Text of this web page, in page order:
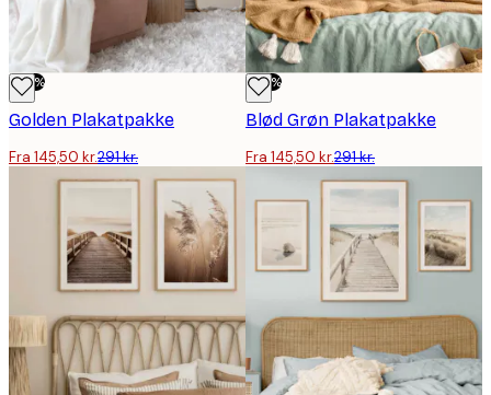
-50%
Golden Plakatpakke
Fra 145,50 kr.291 kr.
-50%
Blød Grøn Plakatpakke
Fra 145,50 kr.291 kr.